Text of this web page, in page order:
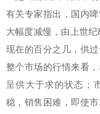
有关专家指出，国内
大幅度减慢，由上世
现在的百分之几，供
整个市场的行情来看
呈供大于求的状态；
稳，销售困难，即使